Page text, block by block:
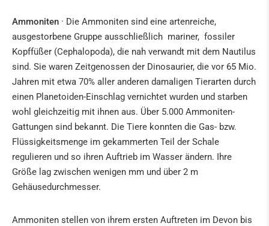
Heilsteinkunde
HILDEGARD VON BINGEN
BÜCHER & CD'S
NATURHEILMITTEL · TEE · GEWÜRZE
BUDDHA & KLANGSCHALEN
ENGEL & CO
KRIPPEN & ZUBEHÖR
Ammoniten · Die Ammoniten sind eine artenreiche,
ausgestorbene Gruppe ausschließlich mariner, fossiler
Kopffüßer (Cephalopoda), die nah verwandt mit dem Nautilus
sind. Sie waren Zeitgenossen der Dinosaurier, die vor 65 Mio.
Jahren mit etwa 70% aller anderen damaligen Tierarten durch
einen Planetoiden-Einschlag vernichtet wurden und starben
wohl gleichzeitig mit ihnen aus. Über 5.000 Ammoniten-
Gattungen sind bekannt. Die Tiere konnten die Gas- bzw.
Flüssigkeitsmenge im gekammerten Teil der Schale
regulieren und so ihren Auftrieb im Wasser ändern. Ihre
Größe lag zwischen wenigen mm und über 2 m
Gehäusedurchmesser.
Ammoniten stellen von ihrem ersten Auftreten im Devon bis